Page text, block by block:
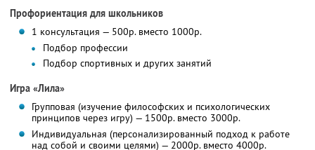
Профориентация для школьников
1 консультация — 500р. вместо 1000р.
Подбор профессии
Подбор спортивных и других занятий
Игра «Лила»
Групповая (изучение философских и психологических
принципов через игру) — 1500р. вместо 3000р.
Индивидуальная (персонализированный подход к работе
над собой и своими целями) — 2000р. вместо 4000р.